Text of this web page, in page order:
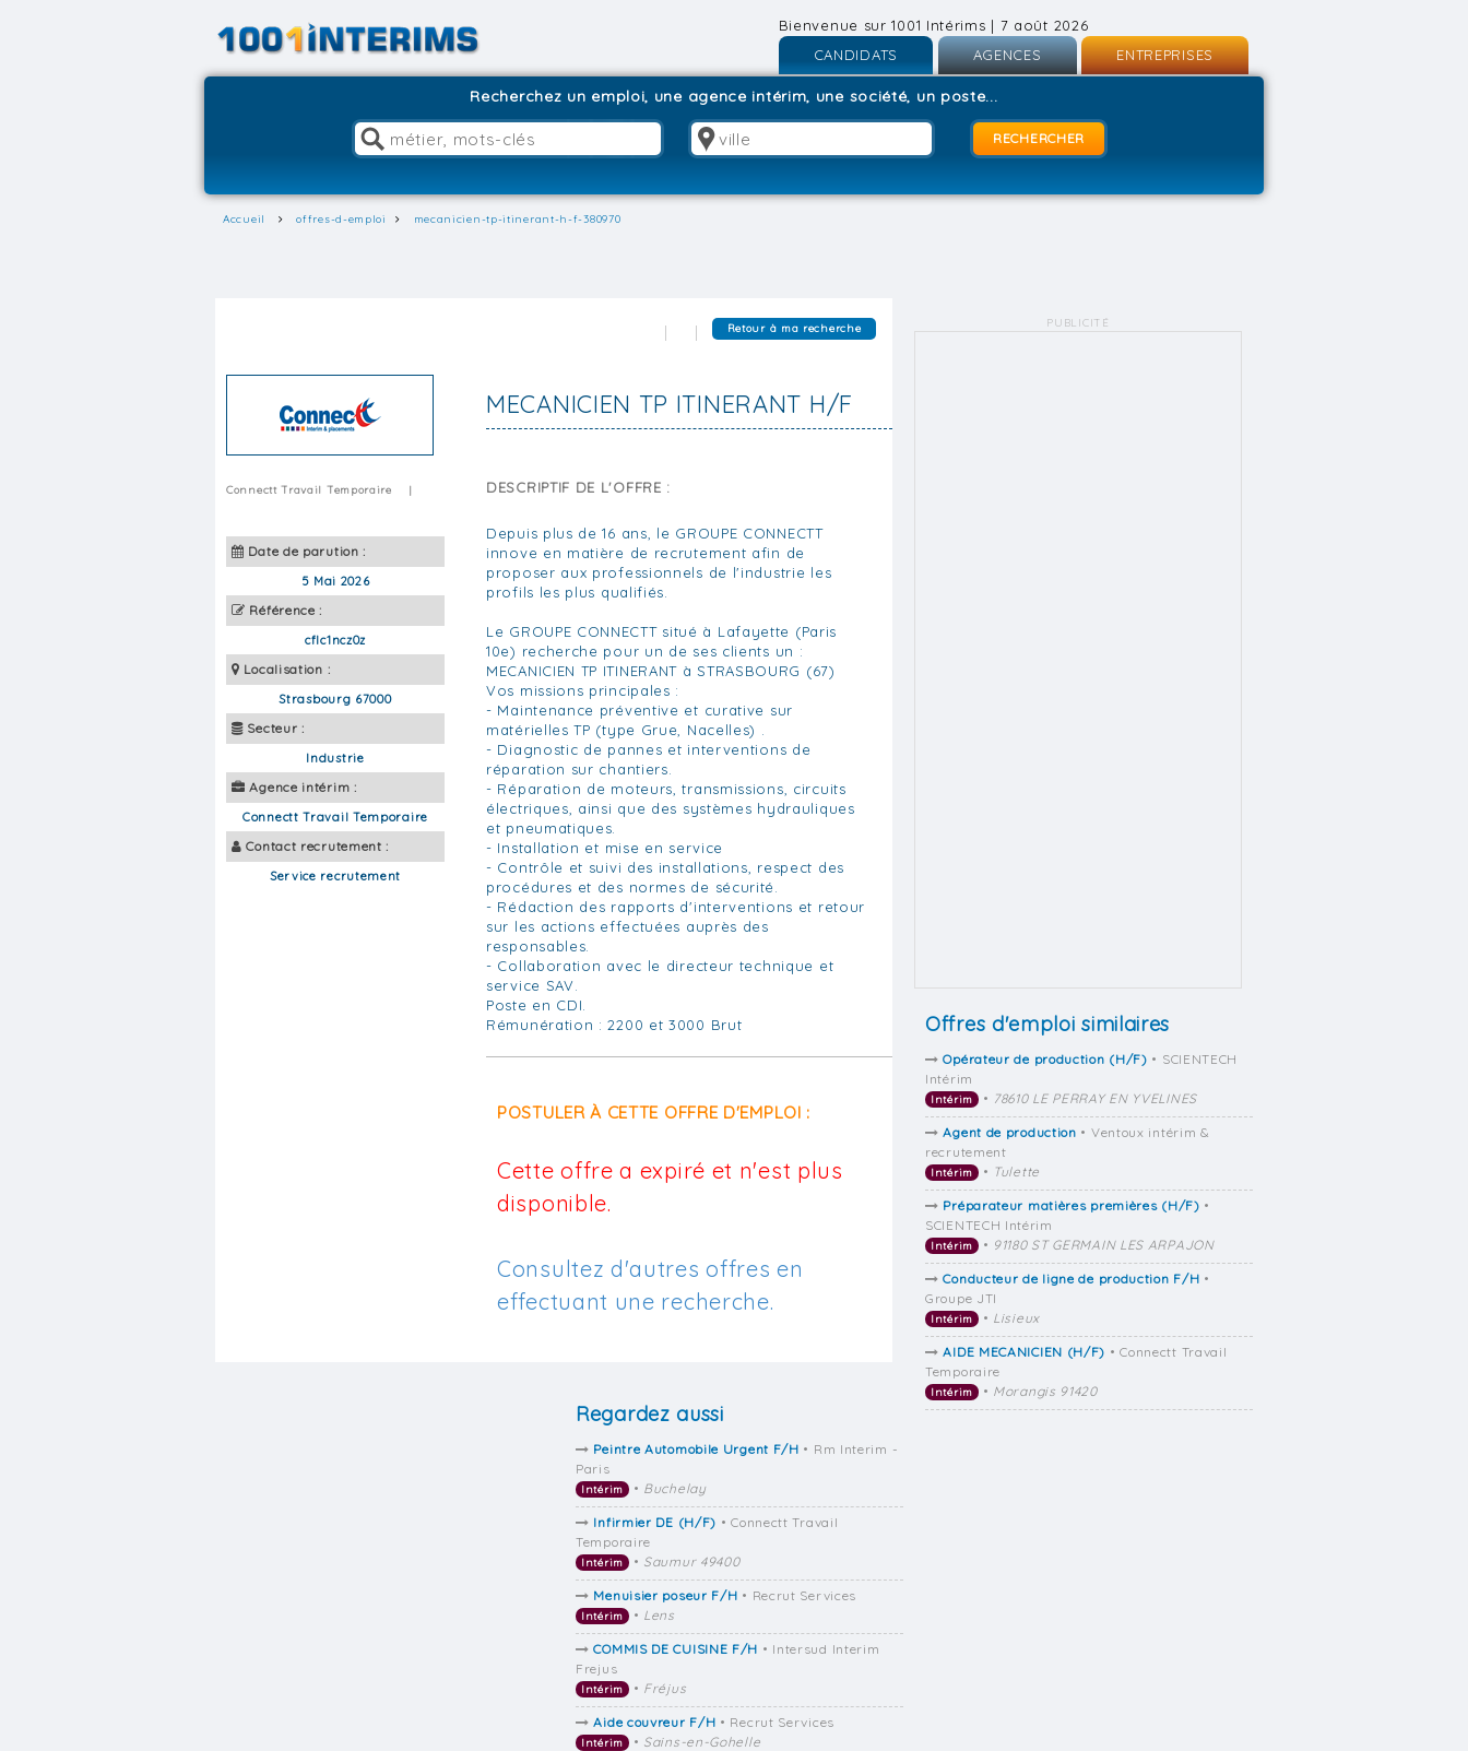
Bienvenue sur 1001 Intérims | 7 août 2026
CANDIDATS
Inscription
AGENCES
Inscription
Connexion
ENTREPRISES
Recherchez un emploi, une agence intérim, une société, un poste...
Accueil offres-d-emploi mecanicien-tp-itinerant-h-f-380970
Retour à ma recherche
MECANICIEN TP ITINERANT H/F
Connectt Travail Temporaire |
Date de parution :
5 Mai 2026
Référence :
cflc1ncz0z
Localisation :
Strasbourg 67000
Secteur :
Industrie
Agence intérim :
Connectt Travail Temporaire
Contact recrutement :
Service recrutement
DESCRIPTIF DE L'OFFRE :
Depuis plus de 16 ans, le GROUPE CONNECTT
innove en matière de recrutement afin de
proposer aux professionnels de l'industrie les
profils les plus qualifiés.
Le GROUPE CONNECTT situé à Lafayette (Paris
10e) recherche pour un de ses clients un :
MECANICIEN TP ITINERANT à STRASBOURG (67)
Vos missions principales :
- Maintenance préventive et curative sur
matérielles TP (type Grue, Nacelles) .
- Diagnostic de pannes et interventions de
réparation sur chantiers.
- Réparation de moteurs, transmissions, circuits
électriques, ainsi que des systèmes hydrauliques
et pneumatiques.
- Installation et mise en service
- Contrôle et suivi des installations, respect des
procédures et des normes de sécurité.
- Rédaction des rapports d'interventions et retour
sur les actions effectuées auprès des
responsables.
- Collaboration avec le directeur technique et
service SAV.
Poste en CDI.
Rémunération : 2200 et 3000 Brut
POSTULER À CETTE OFFRE D'EMPLOI :
Cette offre a expiré et n'est plus
disponible.
Consultez d'autres offres en
effectuant une recherche.
PUBLICITÉ
Offres d'emploi similaires
Opérateur de production (H/F) • SCIENTECH
Intérim
Intérim • 78610 LE PERRAY EN YVELINES
Agent de production • Ventoux intérim &
recrutement
Intérim • Tulette
Préparateur matières premières (H/F) •
SCIENTECH Intérim
Intérim • 91180 ST GERMAIN LES ARPAJON
Conducteur de ligne de production F/H •
Groupe JTI
Intérim • Lisieux
AIDE MECANICIEN (H/F) • Connectt Travail
Temporaire
Intérim • Morangis 91420
Regardez aussi
Peintre Automobile Urgent F/H • Rm Interim -
Paris
Intérim • Buchelay
Infirmier DE (H/F) • Connectt Travail
Temporaire
Intérim • Saumur 49400
Menuisier poseur F/H • Recrut Services
Intérim • Lens
COMMIS DE CUISINE F/H • Intersud Interim
Frejus
Intérim • Fréjus
Aide couvreur F/H • Recrut Services
Intérim • Sains-en-Gohelle